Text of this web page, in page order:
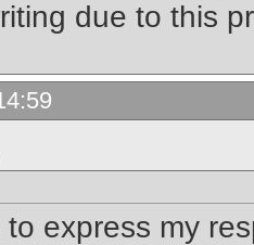
due to this
to express my